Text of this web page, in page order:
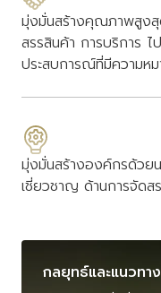
มุ่งมั่นสร้างคุณภาพสูงสุ
สรรสินค้า การบริการ
ประสบการณ์ที่มีความห
มุ่งมั่นสร้างองค์กรด้วย
เชี่ยวชาญ ด้านการจัด
กลยุทธ์และแนวทา